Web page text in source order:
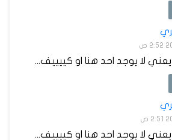
يعني لا يوجد احد هنا او كييييف...
يعني لا يوجد احد هنا او كييييف...